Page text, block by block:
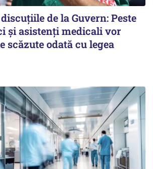
de la Guvern: Peste
și asistenți medicali vor
scăzute odată cu legea